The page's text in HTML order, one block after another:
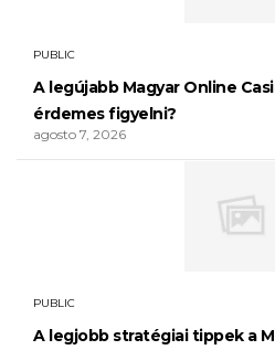
PUBLIC
A legújabb Magyar Online
érdemes figyelni?
agosto 7, 2026
PUBLIC
A legjobb stratégiai tippek a